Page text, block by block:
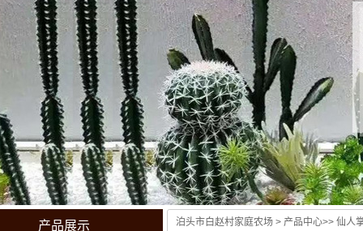
产品展示 泊头市白赵村家庭农场 > 产品中心>> 仙人